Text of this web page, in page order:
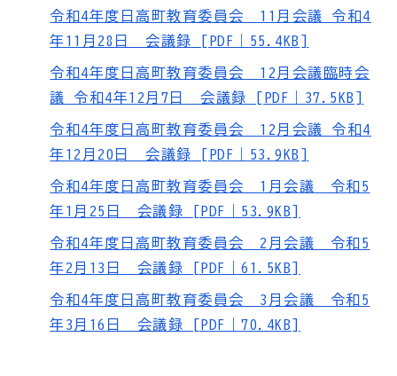
令和4年度日高町教育委員会 11月会議 令和4
年11月28日 会議録 [PDF｜55.4KB]
令和4年度日高町教育委員会 12月会議臨時会
議 令和4年12月7日 会議録 [PDF｜37.5KB]
令和4年度日高町教育委員会 12月会議 令和4
年12月20日 会議録 [PDF｜53.9KB]
令和4年度日高町教育委員会 1月会議 令和5
年1月25日 会議録 [PDF｜53.9KB]
令和4年度日高町教育委員会 2月会議 令和5
年2月13日 会議録 [PDF｜61.5KB]
令和4年度日高町教育委員会 3月会議 令和5
年3月16日 会議録 [PDF｜70.4KB]